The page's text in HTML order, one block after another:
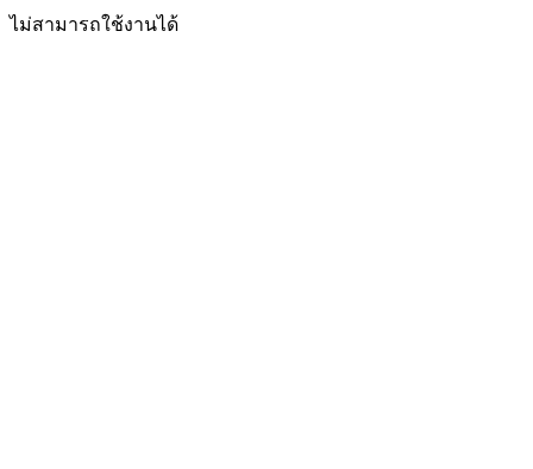
ไม่สามารถใช้งานได้